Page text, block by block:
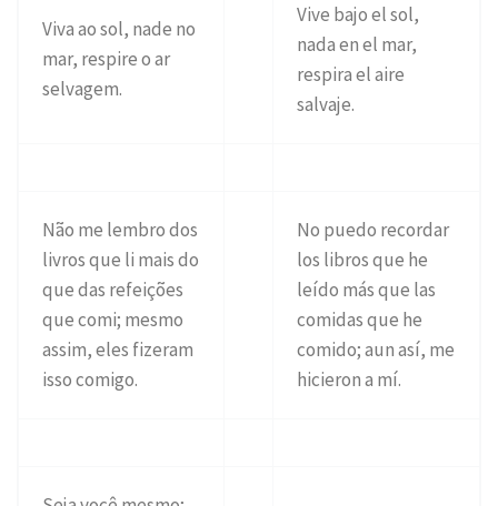
Viva ao sol, nade no
mar, respire o ar
selvagem.
Vive bajo el sol,
nada en el mar,
respira el aire
salvaje.
Não me lembro dos
livros que li mais do
que das refeições
que comi; mesmo
assim, eles fizeram
isso comigo.
No puedo recordar
los libros que he
leído más que las
comidas que he
comido; aun así, me
hicieron a mí.